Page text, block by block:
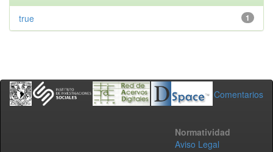
1
true
Comentarios
Normatividad
Aviso Legal